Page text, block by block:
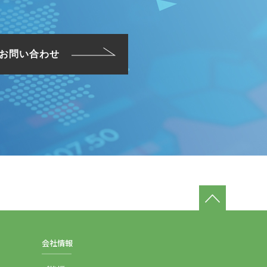
問い合わせ
会社情報